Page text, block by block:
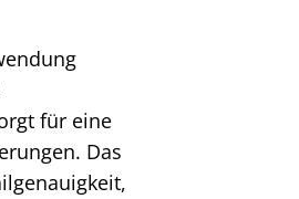
für eine
Das